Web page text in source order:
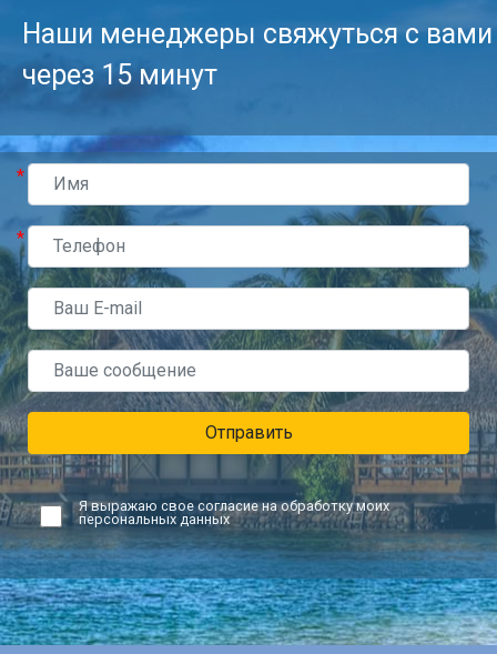
Наши менеджеры свяжуться с вами
через 15 минут
*
*
Отправить
Я выражаю свое согласие на обработку моих
персональных данных